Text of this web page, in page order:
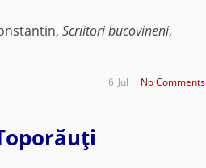
Scriitori bucovineni,
No Comments
Jul
6